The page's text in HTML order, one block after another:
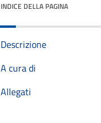
INDICE DELLA PAGINA
Descrizione
A cura di
Allegati